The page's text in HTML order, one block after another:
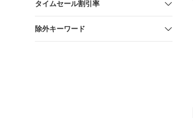
タイムセール割引率
除外キーワード